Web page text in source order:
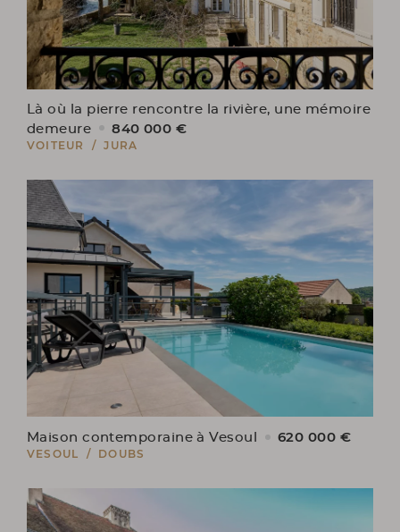
Là où la pierre rencontre la rivière, une mémoire
demeure
840 000 €
VOITEUR / JURA
Maison contemporaine à Vesoul 620 000 €
VESOUL / DOUBS